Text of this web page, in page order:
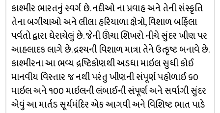
કાશ્મીર ભારતનું સ્વર્ગ છે. નદીઓ ના પ્રવાહ અને તેની સંસ્કૃતિ
તેના બગીચાઓ અને લીલા હરિયાળા ક્ષેત્રો, વિશાળ બર્ફિલા
પર્વતો દ્વારા ઘેરાયેલું છે. જેની ઊંચા શિખરો નીચે સુંદર ખીણ પર
આહલાદક લાગે છે. દ્રશ્યની વિશાળ માત્રા તેને ઉત્કૃષ્ટ બનાવે છે.
કાશ્મીરના આ ભવ્ય દ્રષ્ટિકોણથી અડધા માઇલ સુધી કોઈ
માનવીય વિસ્તાર જ નથી પરંતુ ખીણની સંપૂર્ણ પહોળાઈ ૬૦
માઇલ અને ૧૦૦ માઇલની લંબાઈની સંપૂર્ણ અને સર્વાંગી સુંદર
એવું આ માર્તંડ સૂર્યમંદિર એક આગવી અને વિશિષ્ટ ભાત પાડે